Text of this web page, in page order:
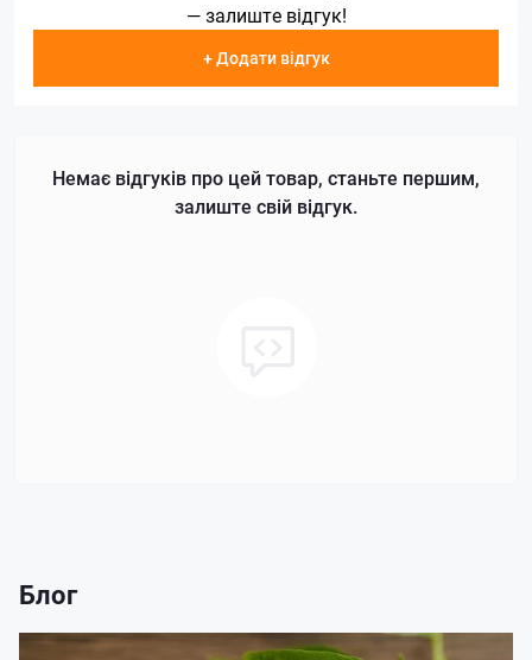
— залиште відгук!
+ Додати відгук
Немає відгуків про цей товар, станьте першим,
залиште свій відгук.
Блог